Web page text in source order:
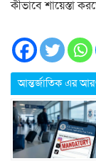
কীভাবে শায়েস্তা
আন্তর্জাতিক এর